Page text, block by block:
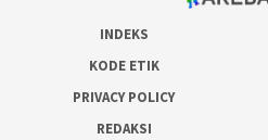
INDEKS
KODE ETIK
PRIVACY POLICY
REDAKSI